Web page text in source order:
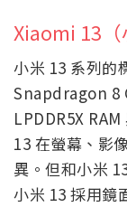
Xiaomi 13（
小米 13 系列的
Snapdragon 8
LPDDR5X
13 在螢幕、影
異。但和小米
小米 13 採用鏡